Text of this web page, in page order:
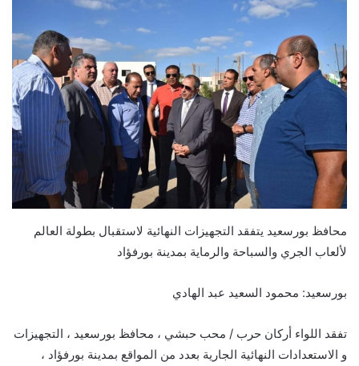
محافظ بورسعيد يتفقد التجهيزات النهائية لاستقبال بطولة العالم
لألعاب الجري والسباحة والرماية بمدينة بورفؤاد
بورسعيد: محمود السعيد عبد الهادي
تفقد اللواء أركان حرب / محب حبشي ، محافظ بورسعيد ، التجهيزات
و الاستعدادات النهائية الجارية بعدد من المواقع بمدينة بورفؤاد ،